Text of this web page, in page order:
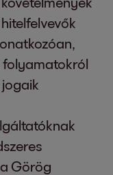
folyamatokról
Görög